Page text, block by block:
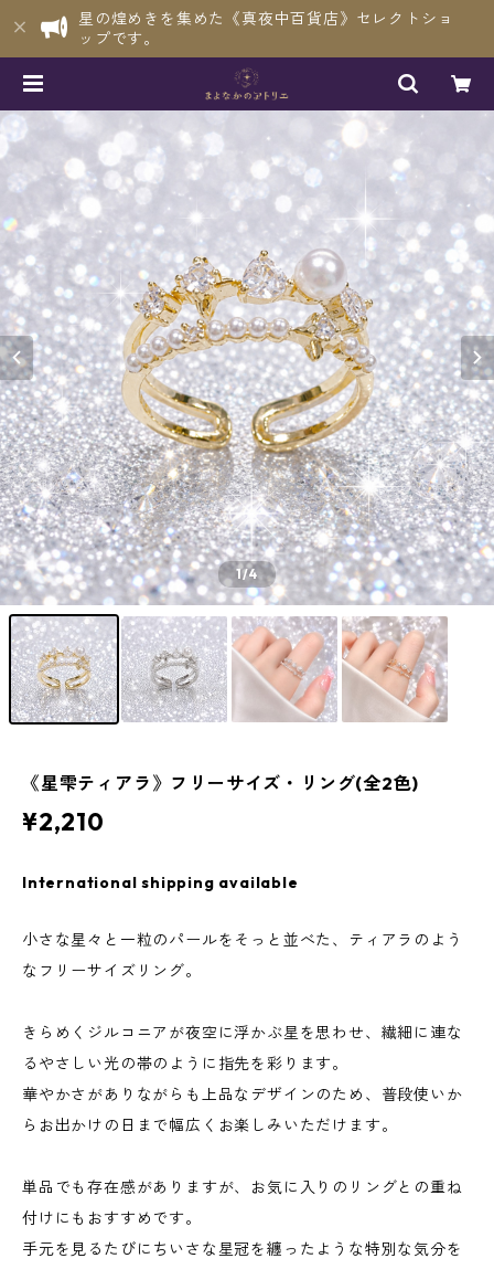
星の煌めきを集めた《真夜中百貨店》セレクトショ
ップです。
1/4
《星雫ティアラ》フリーサイズ・リング(全2色)
¥2,210
International shipping available
小さな星々と一粒のパールをそっと並べた、ティアラのよう
なフリーサイズリング。
きらめくジルコニアが夜空に浮かぶ星を思わせ、繊細に連な
るやさしい光の帯のように指先を彩ります。
華やかさがありながらも上品なデザインのため、普段使いか
らお出かけの日まで幅広くお楽しみいただけます。
単品でも存在感がありますが、お気に入りのリングとの重ね
付けにもおすすめです。
手元を見るたびにちいさな星冠を纏ったような特別な気分を